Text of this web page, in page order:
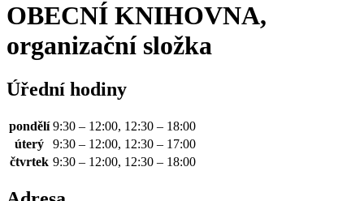
OBECNÍ KNIHOVNA,
organizační složka
Úřední hodiny
pondělí 9:30 – 12:00, 12:30 – 18:00
úterý
9:30 – 12:00, 12:30 – 17:00
čtvrtek 9:30 – 12:00, 12:30 – 18:00